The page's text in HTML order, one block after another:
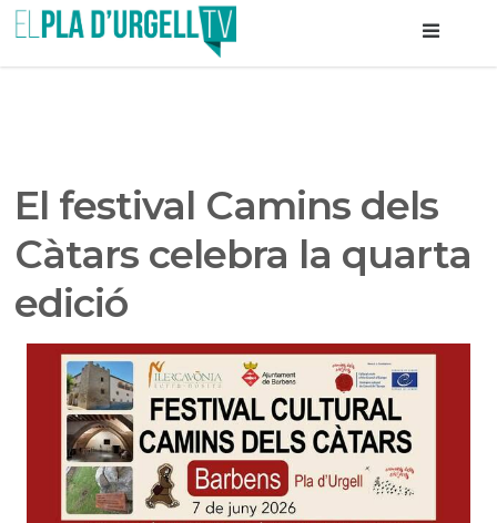
El festival Camins dels
Càtars celebra la quarta
edició